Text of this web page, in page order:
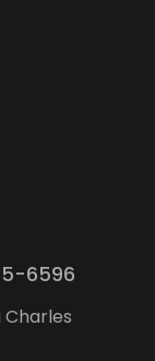
6596
Charles